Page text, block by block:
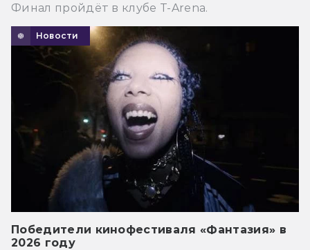
Финал пройдёт в клубе T-Arena.
Новости
Победители кинофестиваля «Фантазия» в
2026 году